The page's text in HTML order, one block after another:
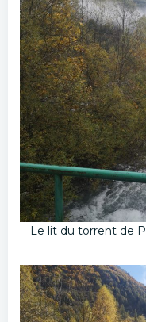
Le lit du torrent de